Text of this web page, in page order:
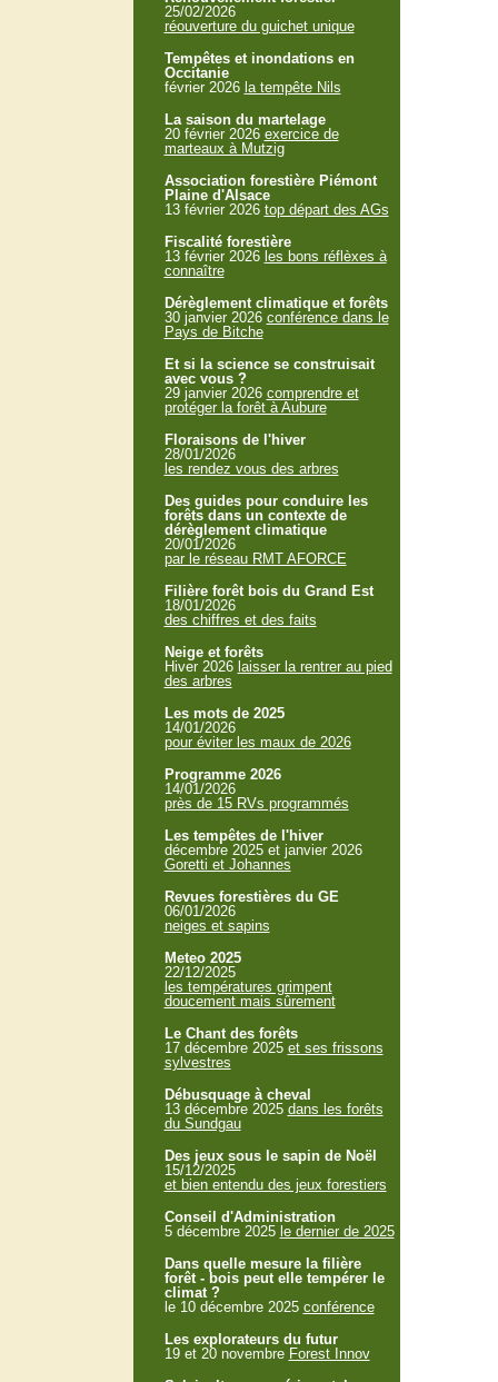
25/02/2026
réouverture du guichet unique
Tempêtes et inondations en
Occitanie
février 2026 la tempête Nils
La saison du martelage
20 février 2026 exercice de
marteaux à Mutzig
Association forestière Piémont
Plaine d'Alsace
13 février 2026 top départ des AGs
Fiscalité forestière
13 février 2026 les bons réflèxes à
connaître
Dérèglement climatique et forêts
30 janvier 2026 conférence dans le
Pays de Bitche
Et si la science se construisait
avec vous ?
29 janvier 2026 comprendre et
protéger la forêt à Aubure
Floraisons de l'hiver
28/01/2026
les rendez vous des arbres
Des guides pour conduire les
forêts dans un contexte de
dérèglement climatique
20/01/2026
par le réseau RMT AFORCE
Filière forêt bois du Grand Est
18/01/2026
des chiffres et des faits
Neige et forêts
Hiver 2026 laisser la rentrer au pied
des arbres
Les mots de 2025
14/01/2026
pour éviter les maux de 2026
Programme 2026
14/01/2026
près de 15 RVs programmés
Les tempêtes de l'hiver
décembre 2025 et janvier 2026
Goretti et Johannes
Revues forestières du GE
06/01/2026
neiges et sapins
Meteo 2025
22/12/2025
les températures grimpent
doucement mais sûrement
Le Chant des forêts
17 décembre 2025 et ses frissons
sylvestres
Débusquage à cheval
13 décembre 2025 dans les forêts
du Sundgau
Des jeux sous le sapin de Noël
15/12/2025
et bien entendu des jeux forestiers
Conseil d'Administration
5 décembre 2025 le dernier de 2025
Dans quelle mesure la filière
forêt - bois peut elle tempérer le
climat ?
le 10 décembre 2025 conférence
Les explorateurs du futur
19 et 20 novembre Forest Innov